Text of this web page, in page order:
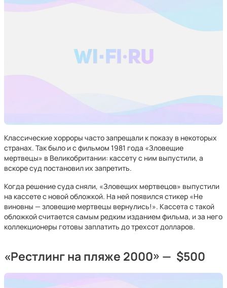
Классические хорроры часто запрещали к показу в некоторых
странах. Так было и с фильмом 1981 года «Зловещие
мертвецы» в Великобритании: кассету с ним выпустили, а
вскоре суд постановил их запретить.
Когда решение суда сняли, «Зловещих мертвецов» выпустили
на кассете с новой обложкой. На ней появился стикер «Не
виновны — зловещие мертвецы вернулись!». Кассета с такой
обложкой считается самым редким изданием фильма, и за него
коллекционеры готовы заплатить до трехсот долларов.
«Рестлинг на пляже 2000» — $500